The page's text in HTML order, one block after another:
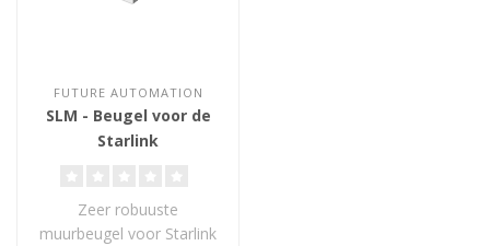
FUTURE AUTOMATION
SLM - Beugel voor de
Starlink
Zeer robuuste
muurbeugel voor Starlink